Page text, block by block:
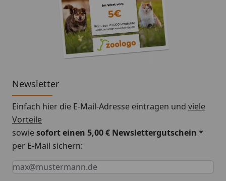
Newsletter
Einfach hier die E-Mail-Adresse eintragen und viele
Vorteile
sowiesofort einen 5,00 € Newslettergutschein *
per E-Mail sichern:
Keine Eingabe erforderlich
Eingabe erforderlich
E-Mail *